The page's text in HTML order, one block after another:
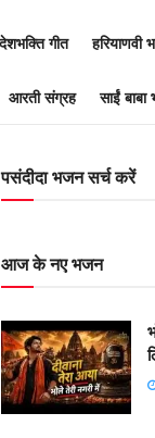
देशभक्ति गीत हरियाणवी
आरती संग्रह साईं
पसंदीदा भजन सर्च करें
आज के नए भजन